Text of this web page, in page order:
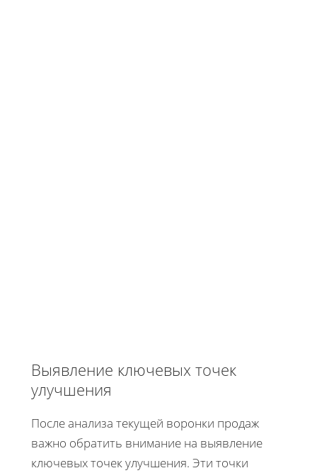
Выявление ключевых точек
улучшения
После анализа текущей воронки продаж
важно обратить внимание на выявление
ключевых точек улучшения. Эти точки